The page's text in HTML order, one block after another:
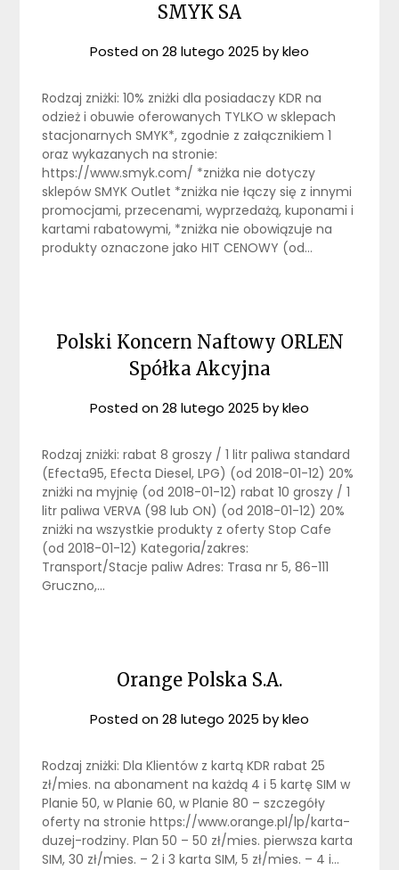
SMYK SA
Posted on28 lutego 2025 bykleo
Rodzaj zniżki: 10% zniżki dla posiadaczy KDR na
odzież i obuwie oferowanych TYLKO w sklepach
stacjonarnych SMYK*, zgodnie z załącznikiem 1
oraz wykazanych na stronie:
https://www.smyk.com/ *zniżka nie dotyczy
sklepów SMYK Outlet *zniżka nie łączy się z innymi
promocjami, przecenami, wyprzedażą, kuponami i
kartami rabatowymi, *zniżka nie obowiązuje na
produkty oznaczone jako HIT CENOWY (od…
Polski Koncern Naftowy ORLEN
Spółka Akcyjna
Posted on28 lutego 2025 bykleo
Rodzaj zniżki: rabat 8 groszy / 1 litr paliwa standard
(Efecta95, Efecta Diesel, LPG) (od 2018-01-12) 20%
zniżki na myjnię (od 2018-01-12) rabat 10 groszy / 1
litr paliwa VERVA (98 lub ON) (od 2018-01-12) 20%
zniżki na wszystkie produkty z oferty Stop Cafe
(od 2018-01-12) Kategoria/zakres:
Transport/Stacje paliw Adres: Trasa nr 5, 86-111
Gruczno,…
Orange Polska S.A.
Posted on28 lutego 2025 bykleo
Rodzaj zniżki: Dla Klientów z kartą KDR rabat 25
zł/mies. na abonament na każdą 4 i 5 kartę SIM w
Planie 50, w Planie 60, w Planie 80 – szczegóły
oferty na stronie https://www.orange.pl/lp/karta-
duzej-rodziny. Plan 50 – 50 zł/mies. pierwsza karta
SIM, 30 zł/mies. – 2 i 3 karta SIM, 5 zł/mies. – 4 i…